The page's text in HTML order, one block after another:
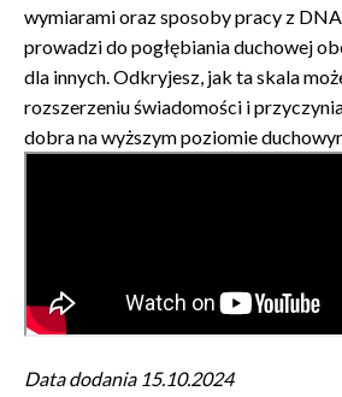
wymiarami oraz sposoby pracy z
prowadzi do pogłębiania duchowej
dla innych. Odkryjesz, jak ta skala
rozszerzeniu świadomości i
dobra na wyższym poziomie
Data dodania 15.10.2024